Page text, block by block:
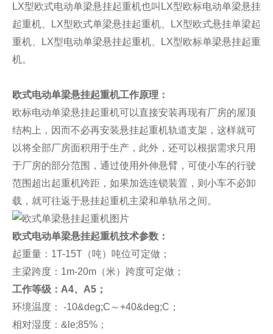
LX型欧式电动单梁悬挂起重机也叫LX型欧标电动单梁悬挂
起重机、LX型欧式单梁悬挂起重机、LX型欧式悬挂单梁起
重机、LX型电动单梁悬挂起重机、LX型欧标单梁悬挂起重
机。
欧式电动单梁悬挂起重机工作原理：
欧标电动单梁悬挂起重机可以直接安装再现有厂房的屋顶
结构上，因而不必再安装悬挂起重机轨道支架，这样就可
以将全部厂房面积用于生产，此外，还可以根据需求只用
于厂房的部分范围，通过使用外伸悬臂，可使小车的行驶
范围超出起重机跨距，如果加选连锁装置，则小车不必卸
载，就可往返于悬挂起重机主梁和单轨吊之间。
欧式电动单梁悬挂起重机技术参数：
起重量：1T-15T（吨）吨位可定做；
主梁跨度：1m-20m（米）跨度可定做；
工作等级：A4、A5；
环境温度： -10&deg;C～+40&deg;C；
相对湿度：&le;85%；